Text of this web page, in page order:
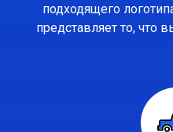
подходящего
представляет то, что